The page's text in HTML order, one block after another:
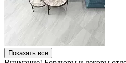
Показать все